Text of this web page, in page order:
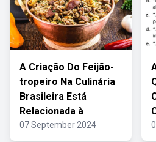
A Criação Do Feijão-
tropeiro Na Culinária
Brasileira Está
Relacionada à
07 September 2024